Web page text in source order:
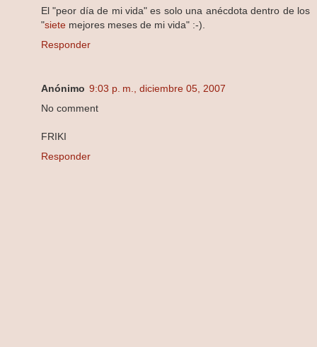
El "peor día de mi vida" es solo una anécdota dentro de los
"siete mejores meses de mi vida" :-).
Responder
Anónimo 9:03 p. m., diciembre 05, 2007
No comment
FRIKI
Responder